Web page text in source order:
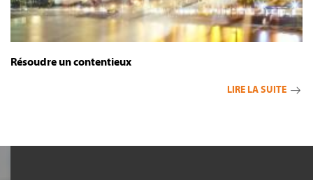
Résoudre un contentieux
LIRE LA SUITE